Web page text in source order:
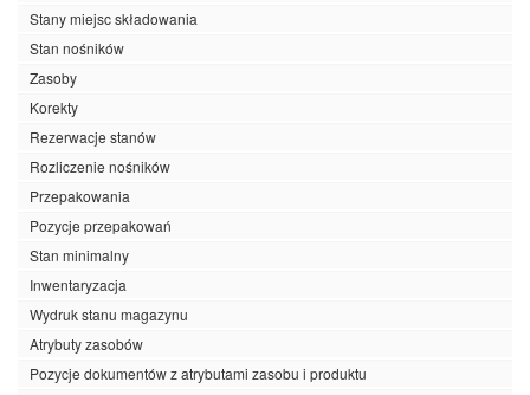
Stany miejsc składowania
Stan nośników
Zasoby
Korekty
Rezerwacje stanów
Rozliczenie nośników
Przepakowania
Pozycje przepakowań
Stan minimalny
Inwentaryzacja
Wydruk stanu magazynu
Atrybuty zasobów
Pozycje dokumentów z atrybutami zasobu i produktu